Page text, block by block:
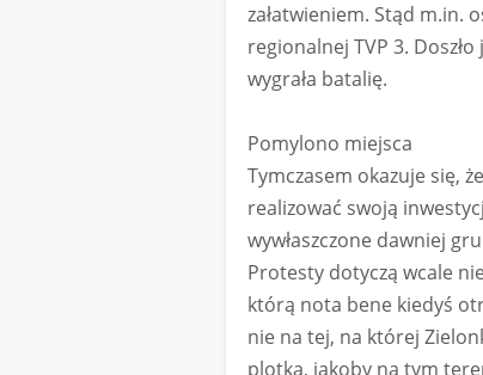
załatwieniem. Stąd m.in.
regionalnej TVP 3.
wygrała batalię.
Pomylono miejsca
Tymczasem okazuje się,
realizować swoją
wywłaszczone dawniej
Protesty dotyczą wcale
którą nota bene kiedyś
nie na tej, na której
plotka, jakoby na tym